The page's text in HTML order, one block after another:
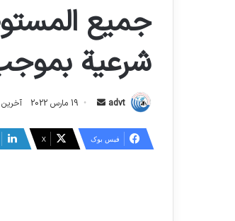
جميع
شرعية
advt ارسال
19 مارس 2022 آخرین به
فیس بوک X